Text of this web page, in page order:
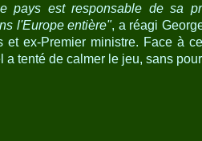
pays est responsable de sa
l'Europe entière", a réagi
et ex-Premier ministre. Face à
a tenté de calmer le jeu, sans